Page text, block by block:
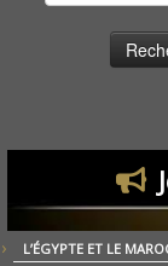
L’ÉGYPTE ET LE